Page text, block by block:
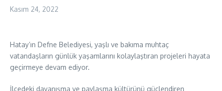
Kasım 24, 2022
Hatay’ın Defne Belediyesi, yaşlı ve bakıma muhtaç
vatandaşların günlük yaşamlarını kolaylaştıran projeleri hayata
geçirmeye devam ediyor.
İlçedeki dayanışma ve paylaşma kültürünü güçlendiren